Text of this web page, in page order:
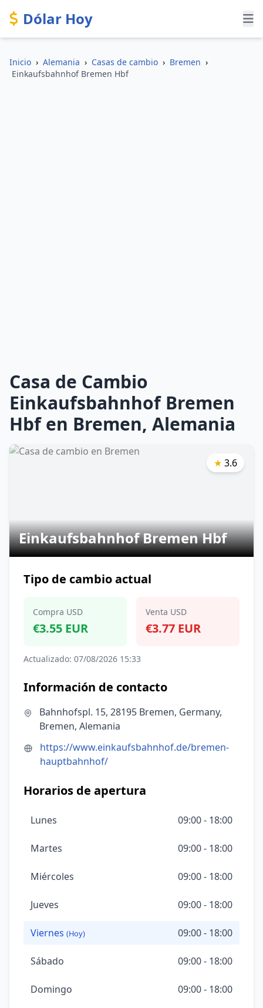
Dólar Hoy
Inicio › Alemania › Casas de cambio › Bremen ›
Einkaufsbahnhof Bremen Hbf
Casa de Cambio
Einkaufsbahnhof Bremen
Hbf en Bremen, Alemania
Einkaufsbahnhof Bremen Hbf
★ 3.6
Tipo de cambio actual
Compra USD
€3.55 EUR
Venta USD
€3.77 EUR
Actualizado: 07/08/2026 15:33
Información de contacto
Bahnhofspl. 15, 28195 Bremen, Germany,
Bremen, Alemania
https://www.einkaufsbahnhof.de/bremen-
hauptbahnhof/
Horarios de apertura
Lunes 09:00 - 18:00
Martes 09:00 - 18:00
Miércoles 09:00 - 18:00
Jueves 09:00 - 18:00
Viernes (Hoy) 09:00 - 18:00
Sábado 09:00 - 18:00
Domingo 09:00 - 18:00